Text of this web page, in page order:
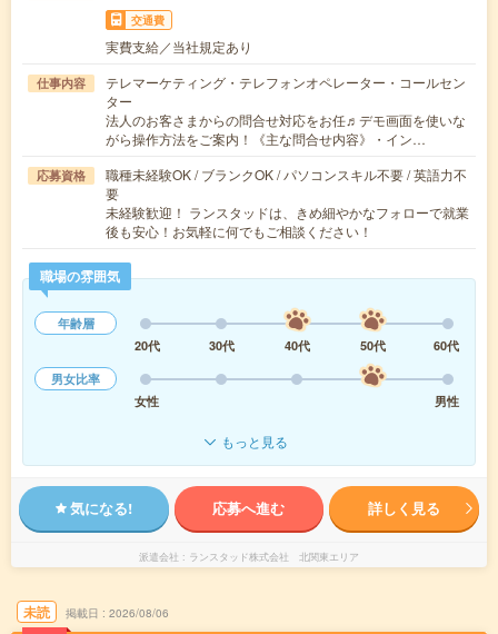
交通費
実費支給／当社規定あり
仕事内容
テレマーケティング・テレフォンオペレーター・コールセン
ター
法人のお客さまからの問合せ対応をお任♬デモ画面を使いな
がら操作方法をご案内！《主な問合せ内容》・イン…
応募資格
職種未経験OK / ブランクOK / パソコンスキル不要 / 英語力不
要
未経験歓迎！ ランスタッドは、きめ細やかなフォローで就業
後も安心！お気軽に何でもご相談ください！
職場の雰囲気
年齢層
20代
30代 40代 50代
60代
男女比率
女性
男性
もっと見る
気になる! 応募へ進む 詳しく見る
派遣会社 ランスタッド株式会社 北関東エリア
未読 掲載日 2026/08/06